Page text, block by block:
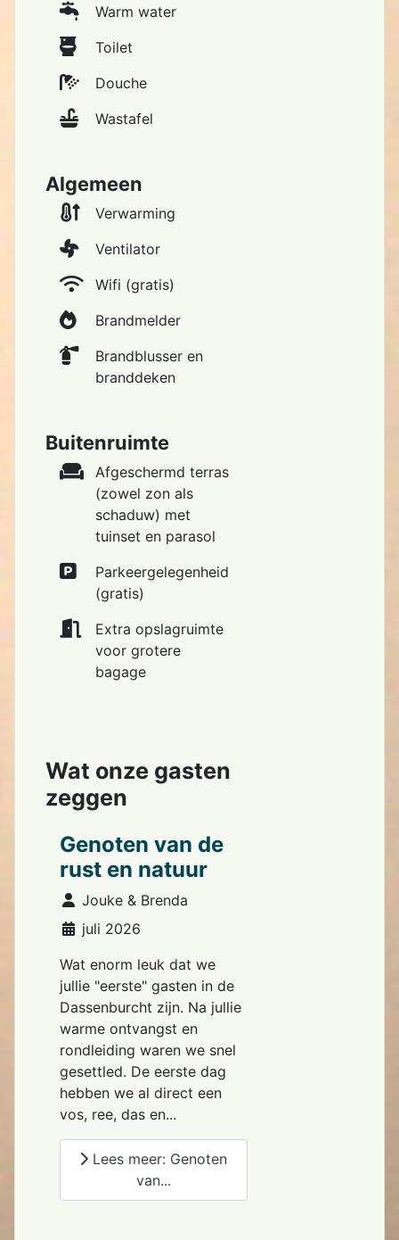
Warm water
Toilet
Douche
Wastafel
Algemeen
Verwarming
Ventilator
Wifi (gratis)
Brandmelder
Brandblusser en
branddeken
Buitenruimte
Afgeschermd terras
(zowel zon als
schaduw) met
tuinset en parasol
Parkeergelegenheid
(gratis)
Extra opslagruimte
voor grotere
bagage
Wat onze gasten
zeggen
Genoten van de
rust en natuur
Details
Jouke & Brenda
juli 2026
Wat enorm leuk dat we
jullie "eerste" gasten in de
Dassenburcht zijn. Na jullie
warme ontvangst en
rondleiding waren we snel
gesettled. De eerste dag
hebben we al direct een
vos, ree, das en...
Lees meer: Genoten
van...